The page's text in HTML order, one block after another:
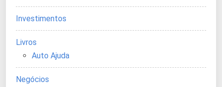
Investimentos
Livros
Auto Ajuda
Negócios